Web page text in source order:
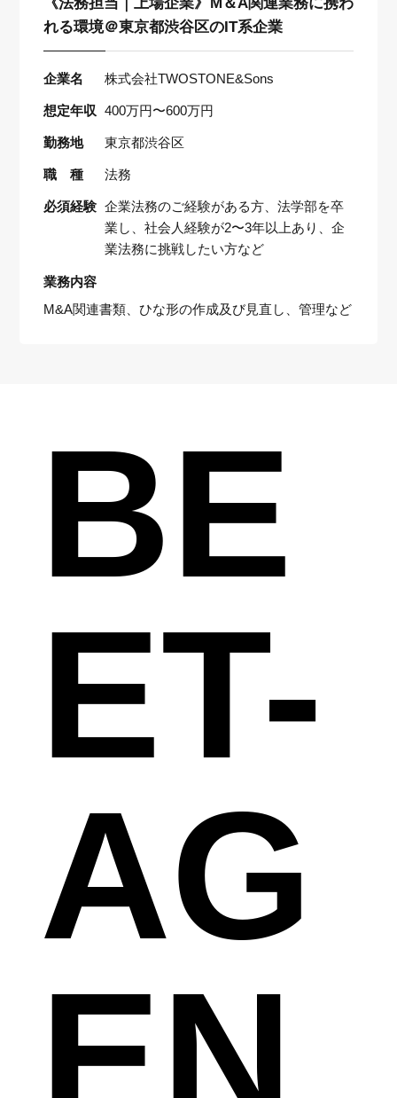
れる環境＠東京都渋谷区のIT系企業
企業名 株式会社TWOSTONE&Sons
想定年収 400万円〜600万円
勤務地 東京都渋谷区
職 種 法務
必須経験 企業法務のご経験がある方、法学部を卒
業し、社会人経験が2〜3年以上あり、企
業法務に挑戦したい方など
業務内容
M&A関連書類、ひな形の作成及び見直し、管理など
BE
ET-
AG
EN